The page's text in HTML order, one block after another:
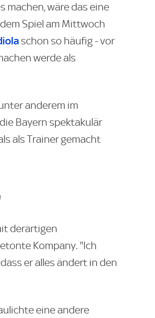
machen, wäre das eine
Spiel am Mittwoch
schon so häufig - vor
werde als
anderem im
Bayern spektakulär
als Trainer gemacht
derartigen
Kompany. "Ich
er alles ändert in den
eine andere